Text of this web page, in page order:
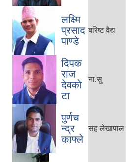
लक्ष्मि
प्रसाद
पाण्डे
बरिष्ट वैद्य
दिपक
राज
देवकाे
टा
ना.सु
पुर्णच
न्द्र
काफ्ले
सह लेखापाल